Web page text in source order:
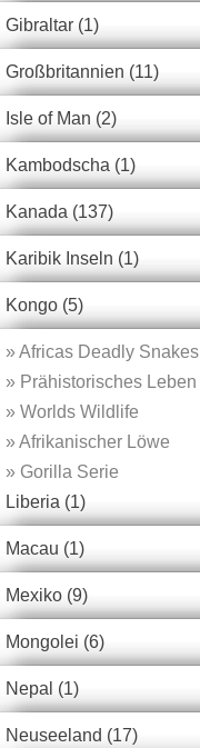
Gibraltar (1)
Großbritannien (11)
Isle of Man (2)
Kambodscha (1)
Kanada (137)
Karibik Inseln (1)
Kongo (5)
»Africas Deadly Snakes
» Prähistorisches Leben
» Worlds Wildlife
»Afrikanischer Löwe
» Gorilla Serie
Liberia (1)
Macau (1)
Mexiko (9)
Mongolei (6)
Nepal (1)
Neuseeland (17)